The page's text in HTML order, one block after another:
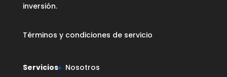
inversión.
Términos y condiciones de servicio
Servicios
Nosotros